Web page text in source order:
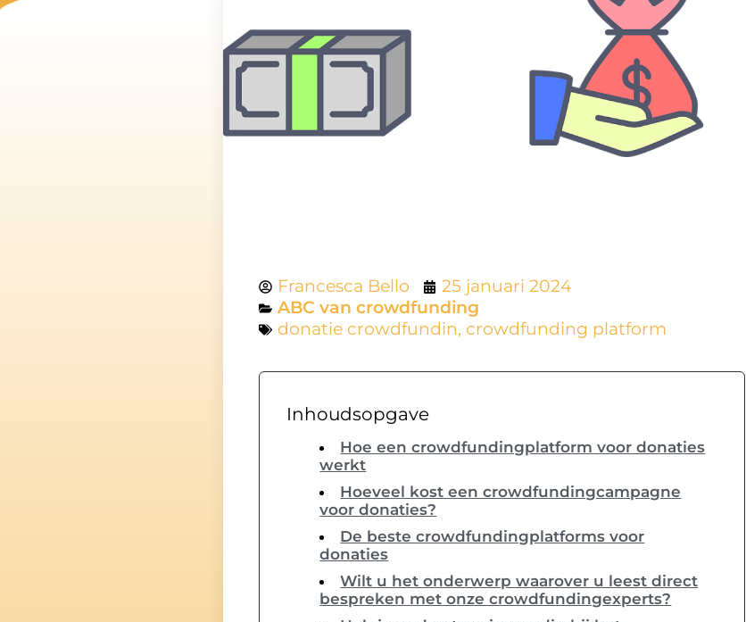
Francesca Bello
25 januari 2024
ABC van crowdfunding
donatie crowdfundin, crowdfunding platform
Inhoudsopgave
Hoe een crowdfundingplatform voor donaties
werkt
Hoeveel kost een crowdfundingcampagne
voor donaties?
De beste crowdfundingplatforms voor
donaties
Wilt u het onderwerp waarover u leest direct
bespreken met onze crowdfundingexperts?